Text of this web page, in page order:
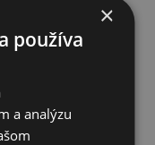
Zn - drôt Ø
oko 100mm; výška
11,60 €bez DPH
(297,44 CZK)
€
×
používa
a analýzu